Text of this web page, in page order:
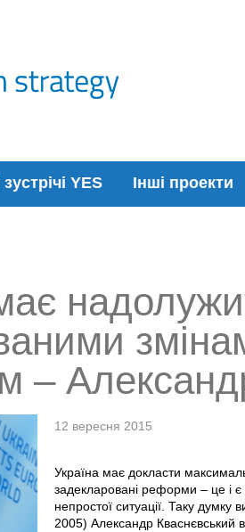
YES Інші проекти
–
12 вересня 2015
Україна має докласти
задекларовані реформи – це і
непростої ситуації. Таку
2005) Александр Кваснєвський в